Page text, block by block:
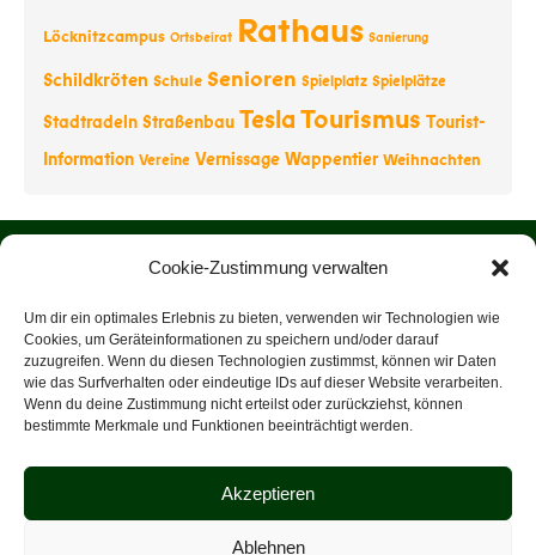
Cookie-Zustimmung verwalten
Um dir ein optimales Erlebnis zu bieten, verwenden wir Technologien wie
Cookies, um Geräteinformationen zu speichern und/oder darauf
zuzugreifen. Wenn du diesen Technologien zustimmst, können wir Daten
wie das Surfverhalten oder eindeutige IDs auf dieser Website verarbeiten.
Wenn du deine Zustimmung nicht erteilst oder zurückziehst, können
bestimmte Merkmale und Funktionen beeinträchtigt werden.
Akzeptieren
Ablehnen
Löcknitzcampus Ortsbeirat Rathaus Sanierung
Schildkröten Schule Senioren Spielplatz Spielplätze
Stadtradeln Straßenbau TeslaTourismus Tourist-
Information Vereine Vernissage Wappentier Weihnachten
Über uns
Rathaus
Tourist-Information
Veranstaltungen
Datenschutz